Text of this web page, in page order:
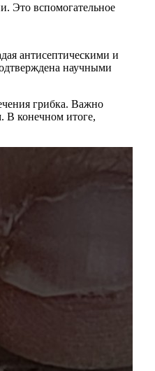
Это вспомогательное
антисептическими и
научными
грибка. Важно
В конечном итоге,